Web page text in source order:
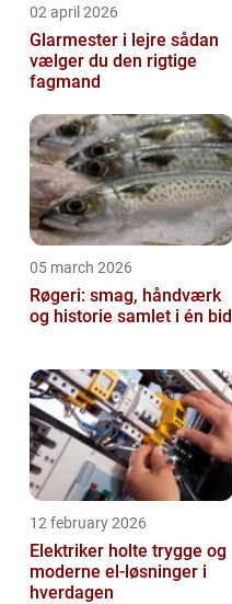
02 april 2026
Glarmester i lejre sådan
vælger du den rigtige
fagmand
05 march 2026
Røgeri: smag, håndværk
og historie samlet i én bid
12 february 2026
Elektriker holte trygge og
moderne el-løsninger i
hverdagen